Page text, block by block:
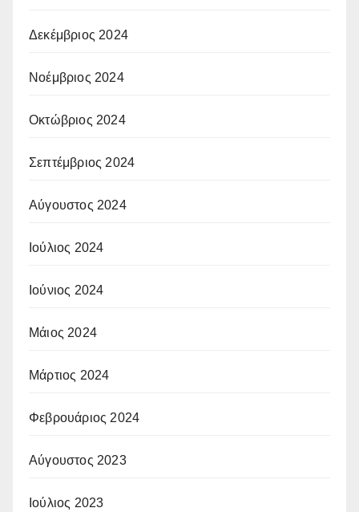
Δεκέμβριος 2024
Νοέμβριος 2024
Οκτώβριος 2024
Σεπτέμβριος 2024
Αύγουστος 2024
Ιούλιος 2024
Ιούνιος 2024
Μάιος 2024
Μάρτιος 2024
Φεβρουάριος 2024
Αύγουστος 2023
Ιούλιος 2023